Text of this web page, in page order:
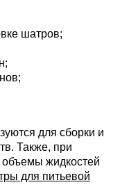
шатров;
для сборки и
Также, при
жидкостей
для питьевой